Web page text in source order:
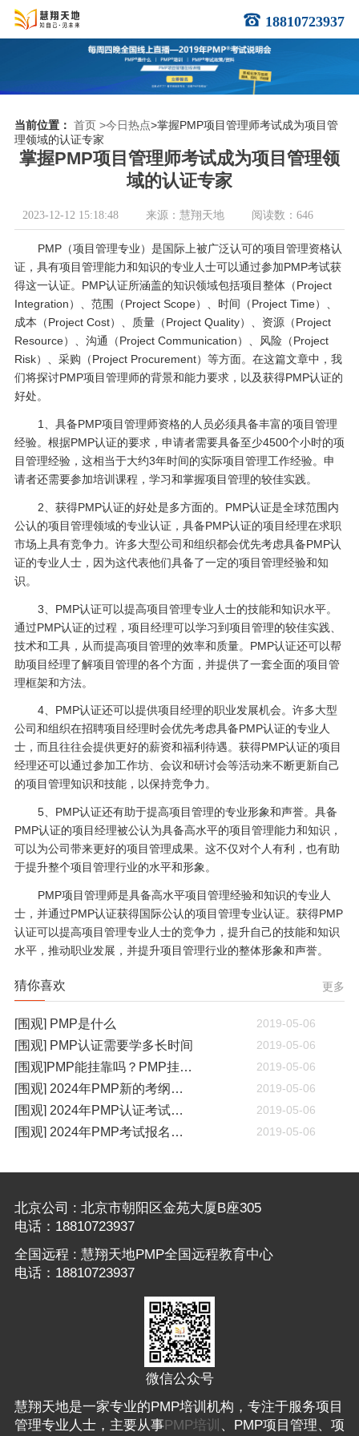
18810723937
当前位置： 首页 >今日热点>掌握PMP项目管理师考试成为项目管
理领域的认证专家
掌握PMP项目管理师考试成为项目管理领
域的认证专家
2023-12-12 15:18:48 来源：慧翔天地 阅读数：646
PMP（项目管理专业）是国际上被广泛认可的项目管理资格认
证，具有项目管理能力和知识的专业人士可以通过参加PMP考试获
得这一认证。PMP认证所涵盖的知识领域包括项目整体（Project
Integration）、范围（Project Scope）、时间（Project Time）、
成本（Project Cost）、质量（Project Quality）、资源（Project
Resource）、沟通（Project Communication）、风险（Project
Risk）、采购（Project Procurement）等方面。在这篇文章中，我
们将探讨PMP项目管理师的背景和能力要求，以及获得PMP认证的
好处。
1、具备PMP项目管理师资格的人员必须具备丰富的项目管理
经验。根据PMP认证的要求，申请者需要具备至少4500个小时的项
目管理经验，这相当于大约3年时间的实际项目管理工作经验。申
请者还需要参加培训课程，学习和掌握项目管理的较佳实践。
2、获得PMP认证的好处是多方面的。PMP认证是全球范围内
公认的项目管理领域的专业认证，具备PMP认证的项目经理在求职
市场上具有竞争力。许多大型公司和组织都会优先考虑具备PMP认
证的专业人士，因为这代表他们具备了一定的项目管理经验和知
识。
3、PMP认证可以提高项目管理专业人士的技能和知识水平。
通过PMP认证的过程，项目经理可以学习到项目管理的较佳实践、
技术和工具，从而提高项目管理的效率和质量。PMP认证还可以帮
助项目经理了解项目管理的各个方面，并提供了一套全面的项目管
理框架和方法。
4、PMP认证还可以提供项目经理的职业发展机会。许多大型
公司和组织在招聘项目经理时会优先考虑具备PMP认证的专业人
士，而且往往会提供更好的薪资和福利待遇。获得PMP认证的项目
经理还可以通过参加工作坊、会议和研讨会等活动来不断更新自己
的项目管理知识和技能，以保持竞争力。
5、PMP认证还有助于提高项目管理的专业形象和声誉。具备
PMP认证的项目经理被公认为具备高水平的项目管理能力和知识，
可以为公司带来更好的项目管理成果。这不仅对个人有利，也有助
于提升整个项目管理行业的水平和形象。
PMP项目管理师是具备高水平项目管理经验和知识的专业人
士，并通过PMP认证获得国际公认的项目管理专业认证。获得PMP
认证可以提高项目管理专业人士的竞争力，提升自己的技能和知识
水平，推动职业发展，并提升项目管理行业的整体形象和声誉。
猜你喜欢 更多
[围观] PMP是什么 2019-05-06
[围观] PMP认证需要学多长时间 2019-05-06
[围观]PMP能挂靠吗？PMP挂靠一年多少钱 2019-05-06
[围观] 2024年PMP新的考纲有哪些变化 2019-05-06
[围观] 2024年PMP认证考试什么时候开考 2019-05-06
[围观] 2024年PMP考试报名通知 2019-05-06
北京公司 : 北京市朝阳区金苑大厦B座305
电话：18810723937
全国远程 : 慧翔天地PMP全国远程教育中心
电话：18810723937
微信公众号
慧翔天地是一家专业的PMP培训机构，专注于服务项目
管理专业人士，主要从事PMP培训 、PMP项目管理、项